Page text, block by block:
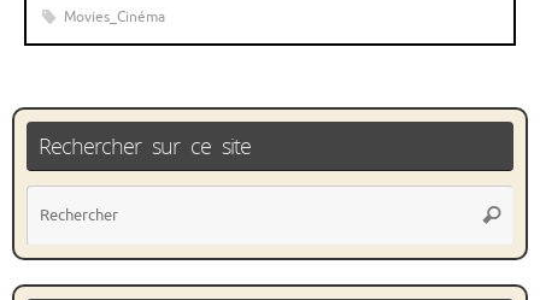
Movies_Cinéma
Rechercher sur ce site